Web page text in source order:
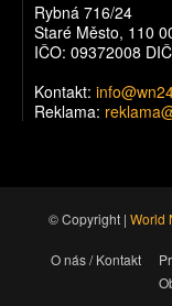
Rybná 716/24
Staré Město, 110
IČO: 09372008
Kontakt:
Reklama:
© Copyright | World
O nás / Kontakt